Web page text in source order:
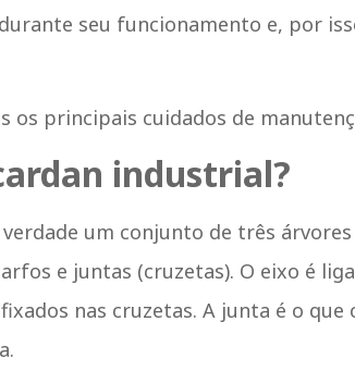
seu funcionamento e, por
os principais cuidados de
industrial?
um conjunto de três
e juntas (cruzetas). O eixo é
nas cruzetas. A junta é o